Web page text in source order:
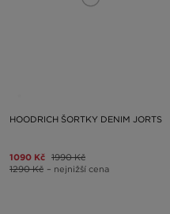
HOODRICH ŠORTKY DENIM JORTS
1090 Kč 1990 Kč
1290 Kč – nejnižší cena